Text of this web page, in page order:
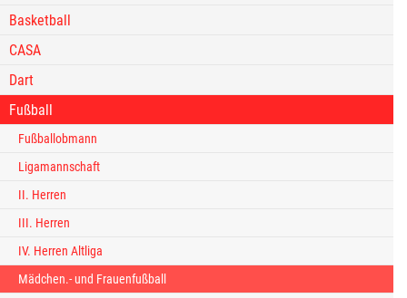
Basketball
CASA
Dart
Fußball
Fußballobmann
Ligamannschaft
II. Herren
III. Herren
IV. Herren Altliga
Mädchen.- und Frauenfußball